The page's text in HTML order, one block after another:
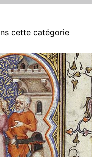
cette catégorie